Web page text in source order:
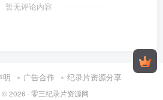
暂无评论内容
明 广告合作 纪录片资源分享
2026 · 零三纪录片资源网